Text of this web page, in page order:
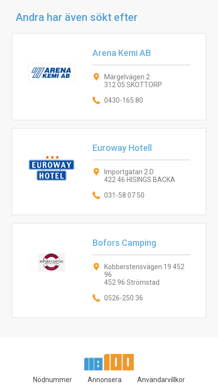
Andra har även sökt efter
Arena Kemi AB
Märgelvägen 2
312 05 SKOTTORP
0430-165 80
Euroway Hotell
Importgatan 2 D
422 46 HISINGS BACKA
031-58 07 50
Bofors Camping
Kobberstensvägen 19 452
96
452 96 Strömstad
0526-250 36
Nödnummer Annonsera Användarvillkor